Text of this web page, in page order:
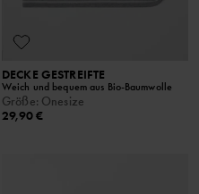
DECKE GESTREIFTE
Weich und bequem aus Bio-Baumwolle
Größe: Onesize
29,90 €